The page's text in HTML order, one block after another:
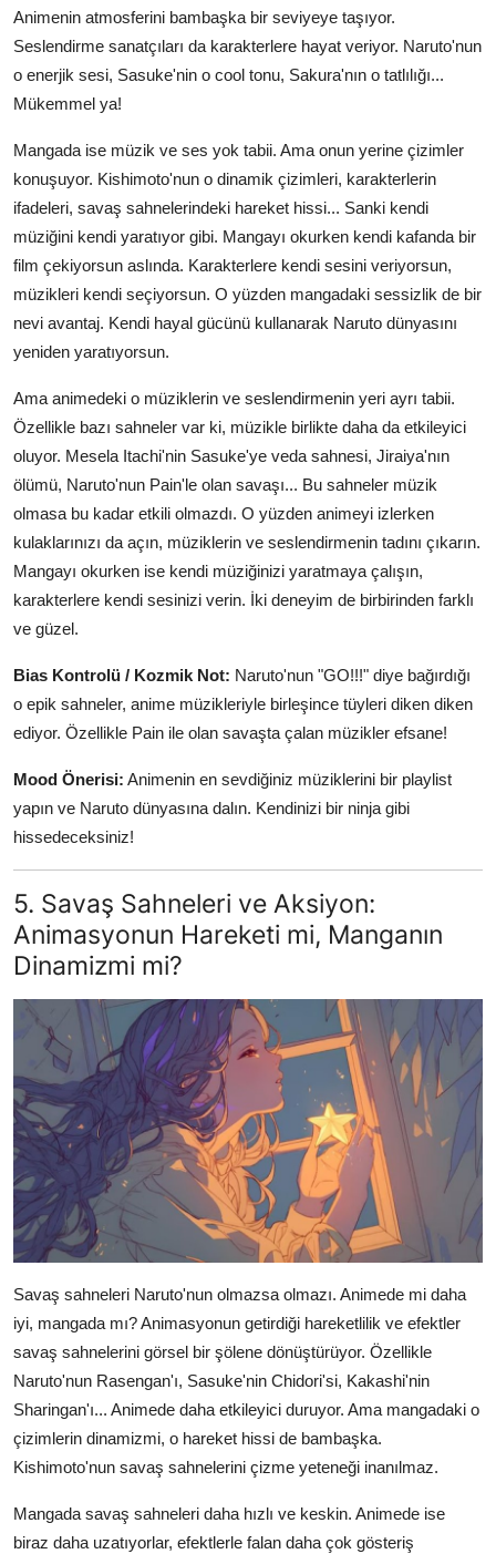
Animenin atmosferini bambaşka bir seviyeye taşıyor.
Seslendirme sanatçıları da karakterlere hayat veriyor. Naruto'nun
o enerjik sesi, Sasuke'nin o cool tonu, Sakura'nın o tatlılığı...
Mükemmel ya!
Mangada ise müzik ve ses yok tabii. Ama onun yerine çizimler
konuşuyor. Kishimoto'nun o dinamik çizimleri, karakterlerin
ifadeleri, savaş sahnelerindeki hareket hissi... Sanki kendi
müziğini kendi yaratıyor gibi. Mangayı okurken kendi kafanda bir
film çekiyorsun aslında. Karakterlere kendi sesini veriyorsun,
müzikleri kendi seçiyorsun. O yüzden mangadaki sessizlik de bir
nevi avantaj. Kendi hayal gücünü kullanarak Naruto dünyasını
yeniden yaratıyorsun.
Ama animedeki o müziklerin ve seslendirmenin yeri ayrı tabii.
Özellikle bazı sahneler var ki, müzikle birlikte daha da etkileyici
oluyor. Mesela Itachi'nin Sasuke'ye veda sahnesi, Jiraiya'nın
ölümü, Naruto'nun Pain'le olan savaşı... Bu sahneler müzik
olmasa bu kadar etkili olmazdı. O yüzden animeyi izlerken
kulaklarınızı da açın, müziklerin ve seslendirmenin tadını çıkarın.
Mangayı okurken ise kendi müziğinizi yaratmaya çalışın,
karakterlere kendi sesinizi verin. İki deneyim de birbirinden farklı
ve güzel.
Bias Kontrolü / Kozmik Not: Naruto'nun "GO!!!" diye bağırdığı
o epik sahneler, anime müzikleriyle birleşince tüyleri diken diken
ediyor. Özellikle Pain ile olan savaşta çalan müzikler efsane!
Mood Önerisi: Animenin en sevdiğiniz müziklerini bir playlist
yapın ve Naruto dünyasına dalın. Kendinizi bir ninja gibi
hissedeceksiniz!
5. Savaş Sahneleri ve Aksiyon:
Animasyonun Hareketi mi, Manganın
Dinamizmi mi?
Savaş sahneleri Naruto'nun olmazsa olmazı. Animede mi daha
iyi, mangada mı? Animasyonun getirdiği hareketlilik ve efektler
savaş sahnelerini görsel bir şölene dönüştürüyor. Özellikle
Naruto'nun Rasengan'ı, Sasuke'nin Chidori'si, Kakashi'nin
Sharingan'ı... Animede daha etkileyici duruyor. Ama mangadaki o
çizimlerin dinamizmi, o hareket hissi de bambaşka.
Kishimoto'nun savaş sahnelerini çizme yeteneği inanılmaz.
Mangada savaş sahneleri daha hızlı ve keskin. Animede ise
biraz daha uzatıyorlar, efektlerle falan daha çok gösteriş